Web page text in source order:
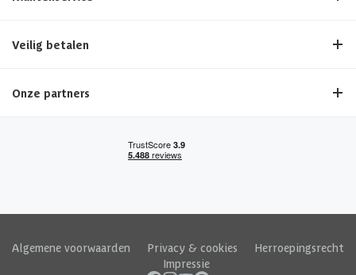
Veilig betalen
Onze partners
Algemene voorwaarden Privacy & cookies
Herroepingsrecht
Impressie